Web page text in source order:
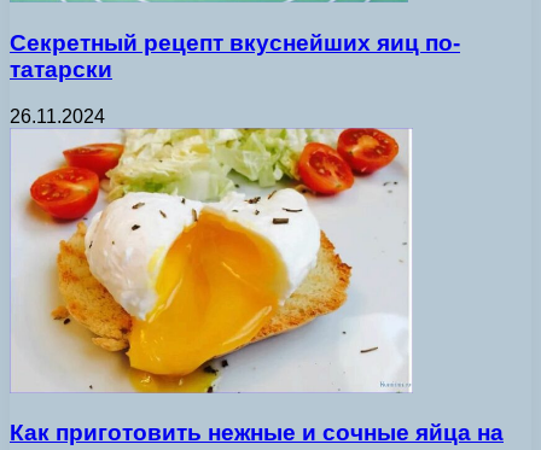
Секретный рецепт вкуснейших яиц по-
татарски
26.11.2024
Как приготовить нежные и сочные яйца на